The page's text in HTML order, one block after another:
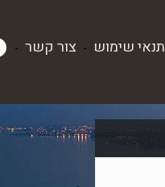
תנאי שימוש - צור קשר -